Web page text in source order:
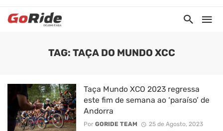
TAG: TAÇA DO MUNDO XCC
Taça Mundo XCO 2023 regressa
este fim de semana ao ‘paraíso’ de
Andorra
Por GORIDE TEAM 25 de Agosto, 2023